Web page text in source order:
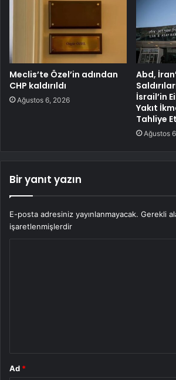
Meclis’te Özel’in adından
CHP kaldırıldı
Ağustos 6, 2026
Abd,
İsrail’in
Yakıt
Tahliye
Ağustos
Bir yanıt yazın
E-posta adresiniz yayınlanmayacak. Gerekli
işaretlenmişlerdir
Ad *